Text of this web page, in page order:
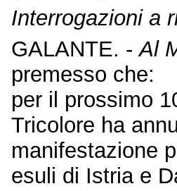
Interrogazioni a
GALANTE. -Al
premesso che:
per il prossimo
Tricolore ha
manifestazione
esuli di Istria e